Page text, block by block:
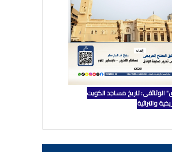
الوثائقي: تاريخ مساجد الكويت
والتراثية